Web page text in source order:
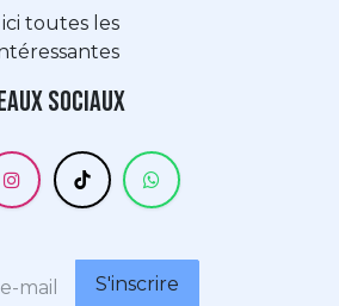
toutes les
sociaux
S'inscrire